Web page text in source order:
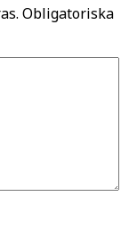
Obligatoriska